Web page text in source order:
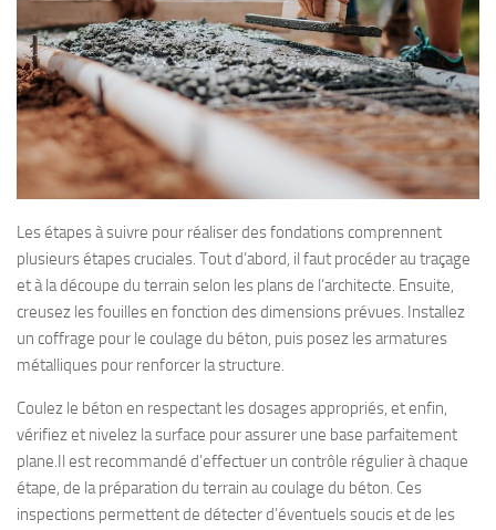
Les étapes à suivre pour réaliser des fondations comprennent
plusieurs étapes cruciales. Tout d’abord, il faut procéder au traçage
et à la découpe du terrain selon les plans de l’architecte. Ensuite,
creusez les fouilles en fonction des dimensions prévues. Installez
un coffrage pour le coulage du béton, puis posez les armatures
métalliques pour renforcer la structure.
Coulez le béton en respectant les dosages appropriés, et enfin,
vérifiez et nivelez la surface pour assurer une base parfaitement
plane.Il est recommandé d’effectuer un contrôle régulier à chaque
étape, de la préparation du terrain au coulage du béton. Ces
inspections permettent de détecter d’éventuels soucis et de les